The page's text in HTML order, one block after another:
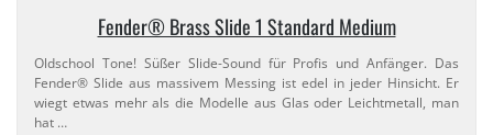
Fender® Brass Slide 1 Standard Medium
Oldschool Tone! Süßer Slide-​Sound für Profis und Anfänger. Das
Fender® Slide aus massivem Messing ist edel in jeder Hinsicht. Er
wiegt etwas mehr als die Modelle aus Glas oder Leichtmetall, man
hat …